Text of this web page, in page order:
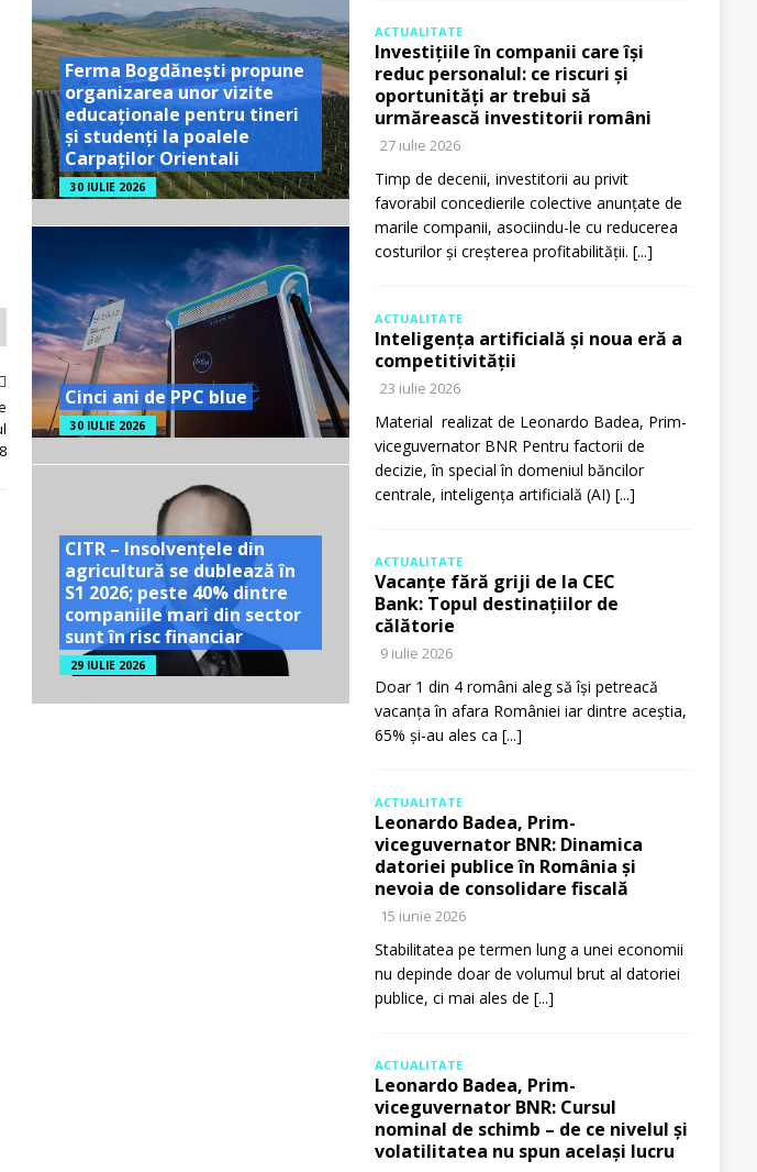
Ferma Bogdănești propune
organizarea unor vizite
educaționale pentru tineri
și studenți la poalele
Carpaților Orientali
30 IULIE 2026
Cinci ani de PPC blue
30 IULIE 2026
CITR – Insolvențele din
agricultură se dublează în
S1 2026; peste 40% dintre
companiile mari din sector
sunt în risc financiar
29 IULIE 2026
ACTUALITATE
Investițiile în companii care își
reduc personalul: ce riscuri și
oportunități ar trebui să
urmărească investitorii români
27 iulie 2026
Timp de decenii, investitorii au privit
favorabil concedierile colective anunțate de
marile companii, asociindu-le cu reducerea
costurilor și creșterea profitabilității. [...]
ACTUALITATE
Inteligența artificială și noua eră a
competitivității
23 iulie 2026
Material realizat de Leonardo Badea, Prim-
viceguvernator BNR Pentru factorii de
decizie, în special în domeniul băncilor
centrale, inteligența artificială (AI) [...]
ACTUALITATE
Vacanțe fără griji de la CEC
Bank: Topul destinațiilor de
călătorie
9 iulie 2026
Doar 1 din 4 români aleg să își petreacă
vacanța în afara României iar dintre aceștia,
65% și-au ales ca [...]
ACTUALITATE
Leonardo Badea, Prim-
viceguvernator BNR: Dinamica
datoriei publice în România și
nevoia de consolidare fiscală
15 iunie 2026
Stabilitatea pe termen lung a unei economii
nu depinde doar de volumul brut al datoriei
publice, ci mai ales de [...]
ACTUALITATE
Leonardo Badea, Prim-
viceguvernator BNR: Cursul
nominal de schimb – de ce nivelul și
volatilitatea nu spun același lucru